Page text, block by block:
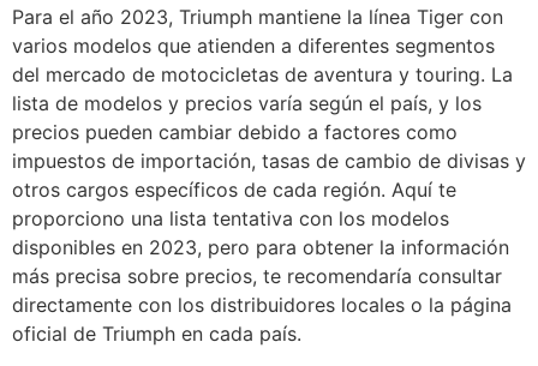
Para el año 2023, Triumph mantiene la línea Tiger con
varios modelos que atienden a diferentes segmentos
del mercado de motocicletas de aventura y touring. La
lista de modelos y precios varía según el país, y los
precios pueden cambiar debido a factores como
impuestos de importación, tasas de cambio de divisas y
otros cargos específicos de cada región. Aquí te
proporciono una lista tentativa con los modelos
disponibles en 2023, pero para obtener la información
más precisa sobre precios, te recomendaría consultar
directamente con los distribuidores locales o la página
oficial de Triumph en cada país.